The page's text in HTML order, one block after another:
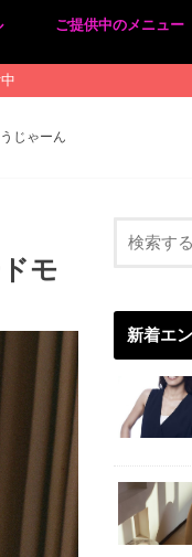
ご提供中のメニュー
じゃーん
モ
新着エ